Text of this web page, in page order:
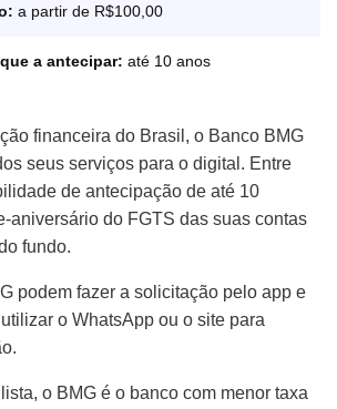
a partir de R$100,00
a antecipar: até 10 anos
financeira do Brasil, o Banco BMG
seus serviços para o digital. Entre
de antecipação de até 10
aniversário do FGTS das suas contas
fundo.
podem fazer a solicitação pelo app e
o WhatsApp ou o site para
o BMG é o banco com menor taxa